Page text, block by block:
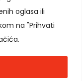
oglasa ili
na "Prihvati